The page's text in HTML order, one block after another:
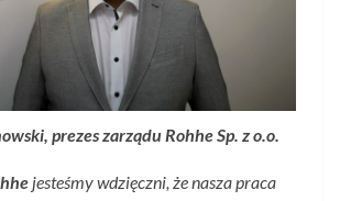
prezes zarządu Rohhe Sp. z o.o.
jesteśmy wdzięczni, że nasza praca